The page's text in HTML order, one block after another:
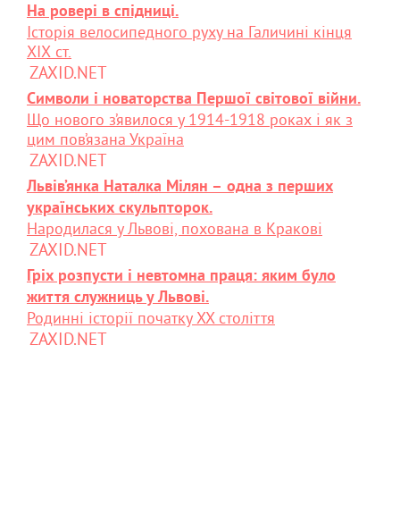
На ровері в спідниці.
Історія велосипедного руху на Галичині кінця
ХІХ ст.
ZAXID.NET
Символи і новаторства Першої світової війни.
Що нового з’явилося у 1914-1918 роках і як з
цим пов’язана Україна
ZAXID.NET
Львів’янка Наталка Мілян – одна з перших
українських скульпторок.
Народилася у Львові, похована в Кракові
ZAXID.NET
Гріх розпусти і невтомна праця: яким було
життя служниць у Львові.
Родинні історії початку XX століття
ZAXID.NET